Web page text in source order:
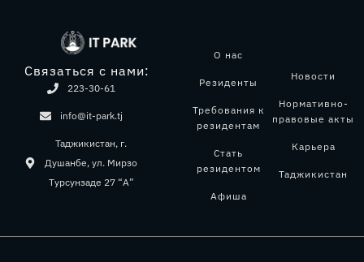
Связаться с нами:
223-30-61
info@it-park.tj
Таджикистан, г.
Душанбе, ул. Мирзо
Турсунзаде 27 “А”
О нас
Резиденты
Требования к
резидентам
Стать
резидентом
Афиша
Новости
Нормативно-
правовые акты
Карьера
Таджикистан